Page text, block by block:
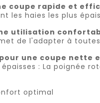
coupe rapide et
les haies les plus
utilisation
de l'adapter à
une coupe nette
: La poignée
optimal